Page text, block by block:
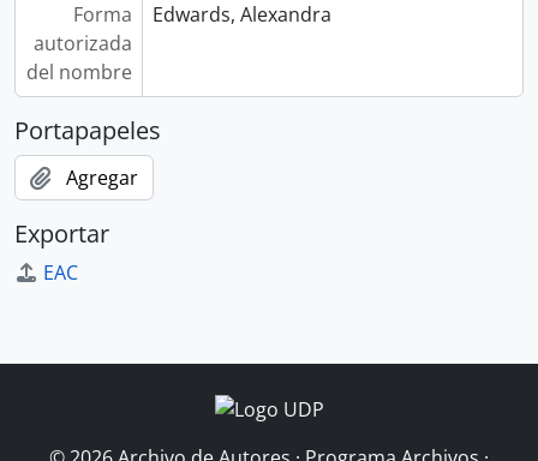
Forma
autorizada
del nombre
Edwards, Alexandra
Portapapeles
Agregar
Exportar
EAC